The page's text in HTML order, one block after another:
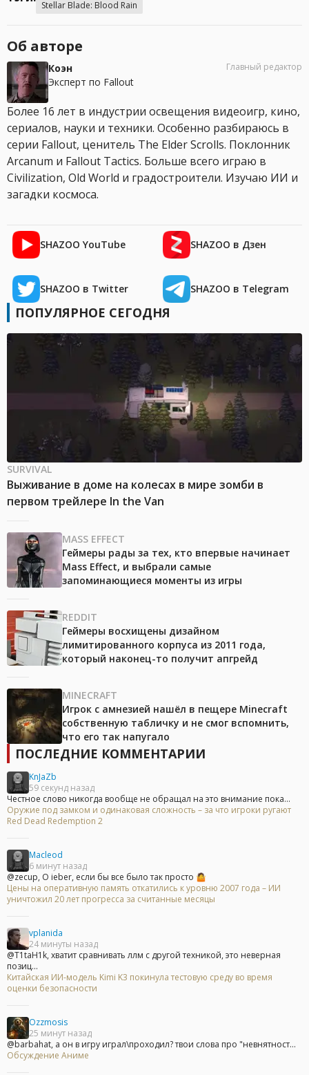
Stellar Blade: Blood Rain
Об авторе
Коэн
Эксперт по Fallout
Главный редактор
Более 16 лет в индустрии освещения видеоигр, кино,
сериалов, науки и техники. Особенно разбираюсь в
серии Fallout, ценитель The Elder Scrolls. Поклонник
Arcanum и Fallout Tactics. Больше всего играю в
Civilization, Old World и градостроители. Изучаю ИИ и
загадки космоса.
SHAZOO YouTube SHAZOO в Дзен
SHAZOO в Twitter SHAZOO в Telegram
ПОПУЛЯРНОЕ СЕГОДНЯ
SURVIVAL
Выживание в доме на колесах в мире зомби в
первом трейлере In the Van
MASS EFFECT
Геймеры рады за тех, кто впервые начинает
Mass Effect, и выбрали самые
запоминающиеся моменты из игры
REDDIT
Геймеры восхищены дизайном
лимитированного корпуса из 2011 года,
который наконец-то получит апгрейд
MINECRAFT
Игрок с амнезией нашёл в пещере Minecraft
собственную табличку и не смог вспомнить,
что его так напугало
ПОСЛЕДНИЕ КОММЕНТАРИИ
KnJaZb
59 секунд назад
Честное слово никогда вообще не обращал на это внимание пока...
Оружие под замком и одинаковая сложность – за что игроки ругают
Red Dead Redemption 2
Macleod
6 минут назад
@zecup, О ieber, если бы все было так просто 🤷
Цены на оперативную память откатились к уровню 2007 года – ИИ
уничтожил 20 лет прогресса за считанные месяцы
vplanida
24 минуты назад
@T1taH1k, хватит сравнивать ллм с другой техникой, это неверная
позиц...
Китайская ИИ-модель Kimi K3 покинула тестовую среду во время
оценки безопасности
Ozzmosis
25 минут назад
@barbahat, а он в игру играл\проходил? твои слова про "невнятност...
Обсуждение Аниме